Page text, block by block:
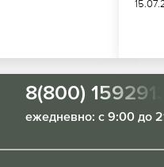
8(800) 1592913
ежедневно: с 9:00 до